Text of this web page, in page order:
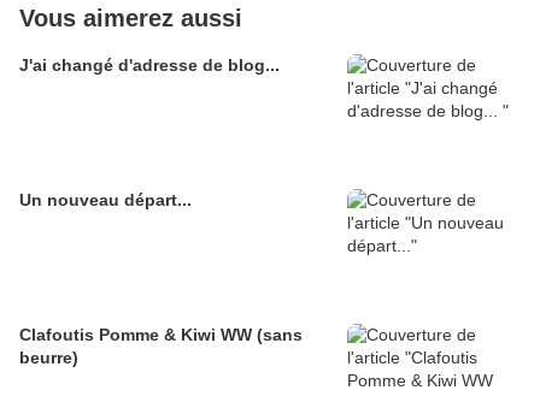
Vous aimerez aussi
J'ai changé d'adresse de blog...
Un nouveau départ...
Clafoutis Pomme & Kiwi WW (sans
beurre)